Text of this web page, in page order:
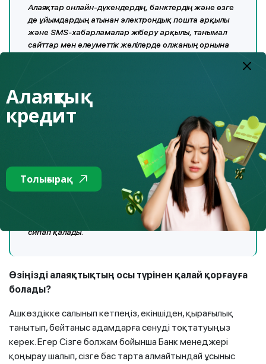
Алаяқтар онлайн-дүкендердің, банктердің және өзге
де ұйымдардың атынан электрондық пошта арқылы
және SMS-хабарламалар жіберу арқылы, танымал
сайттар мен әлеуметтік желілерде олжаның орнына
алуды, яғни картадан картаға аудару үшін
қаражаттың 30%-на дейін жедел қайтаруды ұсынуы
мүмкін. Егер пайдаланушы тиісті батырманы басу
арқылы келіссе, онда ол жеке ақпаратты енгізуге
арналған нысаны бар фишингтік сайтқа түседі: ТАӘ,
карта деректемелері, оның ішінде картаның артқы
жағындағы үш таңбалы сан. Алаяқтар осы деректерді
пайдаланып, интернет-дүкендерде басқа
адамдардың карталарын пайдалану арқылы сатып
алулар жасай алады, ал пайдаланушылар жоғары
кэшбэксіз және өз карталарында ақшасыз сақалын
сипап қалады.
Өзіңізді алаяқтықтың осы түрінен қалай қорғауға
болады?
Ашкөздікке салынып кетпеңіз, екіншіден, қырағылық
танытып, бейтаныс адамдарға сенуді тоқтатуыңыз
керек. Егер Сізге болжам бойынша Банк менеджері
қоңырау шалып, сізге бас тарта алмайтындай ұсыныс
Алаяқтық
кредит
Толығырақ